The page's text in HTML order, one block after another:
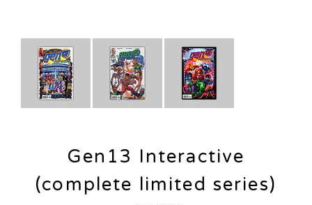
Gen13 Interactive
(complete limited series)